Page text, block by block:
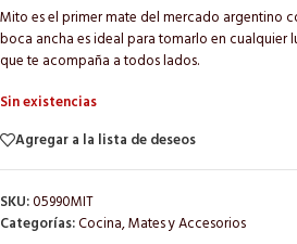
Mito es el primer mate del mercado argentino
boca ancha es ideal para tomarlo en cualquier
que te acompaña a todos lados.
Sin existencias
Agregar a la lista de deseos
SKU:05990MIT
Categorías:Cocina,Mates y Accesorios